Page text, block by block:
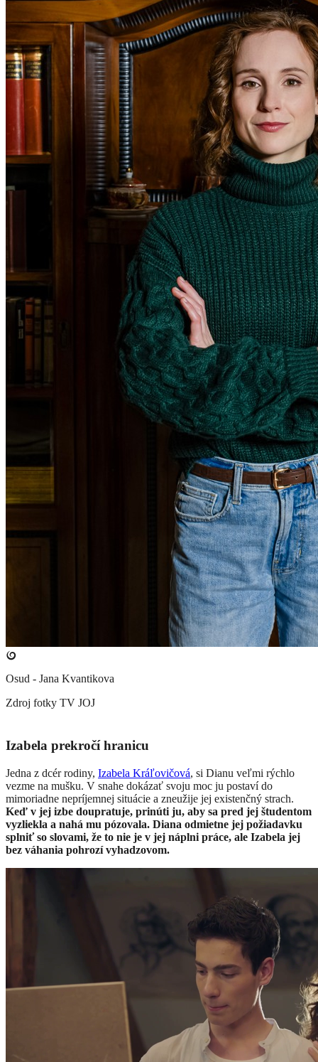
Osud - Jana Kvantikova
Zdroj fotky TV JOJ
Izabela prekročí hranicu
Jedna z dcér rodiny, Izabela Kráľovičová, si Dianu veľmi rýchlo
vezme na mušku. V snahe dokázať svoju moc ju postaví do
mimoriadne nepríjemnej situácie a zneužije jej existenčný strach.
Keď v jej izbe doupratuje, prinúti ju, aby sa pred jej študentom
vyzliekla a nahá mu pózovala. Diana odmietne jej požiadavku
splniť so slovami, že to nie je v jej náplni práce, ale Izabela jej
bez váhania pohrozí vyhadzovom.